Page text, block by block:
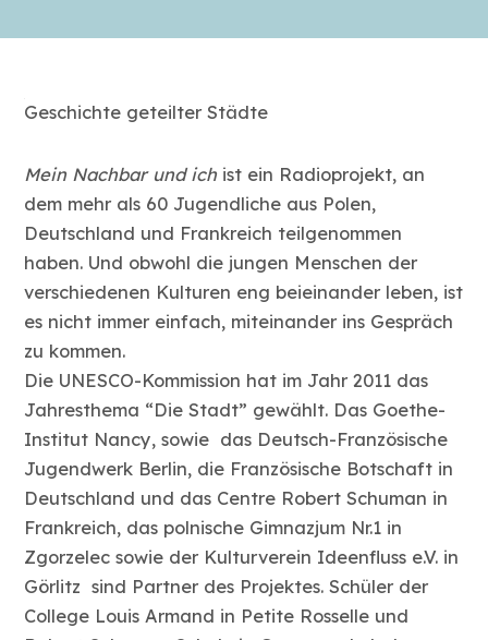
Geschichte geteilter Städte
Mein Nachbar und ichist ein Radioprojekt, an
dem mehr als 60 Jugendliche aus Polen,
Deutschland und Frankreich teilgenommen
haben. Und obwohl die jungen Menschen der
verschiedenen Kulturen eng beieinander leben, ist
es nicht immer einfach, miteinander ins Gespräch
zu kommen.
Die UNESCO-Kommission hat im Jahr 2011 das
Jahresthema “Die Stadt” gewählt. Das Goethe-
Institut Nancy, sowie das Deutsch-Französische
Jugendwerk Berlin, die Französische Botschaft in
Deutschland und das Centre Robert Schuman in
Frankreich, das polnische Gimnazjum Nr.1 in
Zgorzelec sowie der Kulturverein Ideenfluss e.V. in
Görlitz sind Partner des Projektes. Schüler der
College Louis Armand in Petite Rosselle und